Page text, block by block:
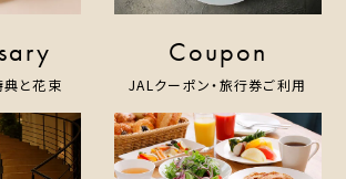
典と花束
Coupon
JALクーポン・旅行券ご利用